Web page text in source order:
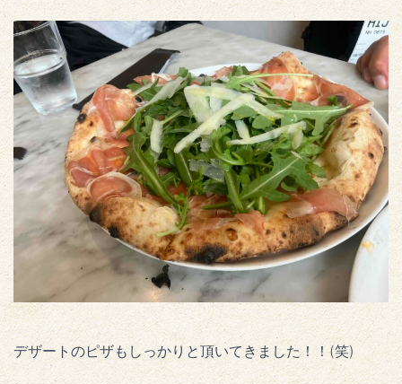
デザートのピザもしっかりと頂いてきました！！(笑)